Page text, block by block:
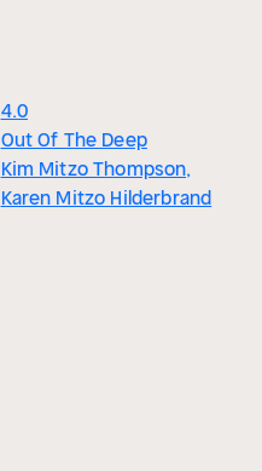
4.0
Out Of The Deep
Kim Mitzo Thompson,
Karen Mitzo Hilderbrand